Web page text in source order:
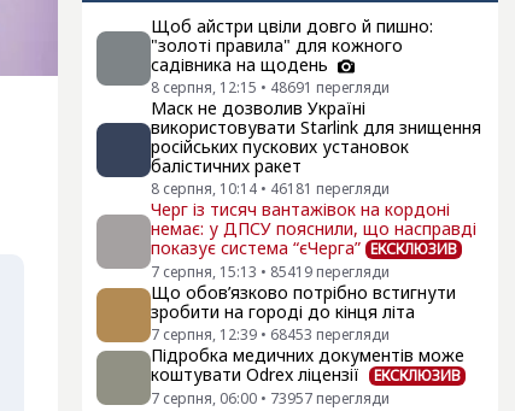
Щоб айстри цвіли довго й пишно:
"золоті правила" для кожного
садівника на щодень
8 серпня, 12:15 • 48691 перегляди
Маск не дозволив Україні
використовувати Starlink для знищення
російських пускових установок
балістичних ракет
8 серпня, 10:14 • 46181 перегляди
Черг із тисяч вантажівок на кордоні
немає: у ДПСУ пояснили, що насправді
показує система “єЧерга” ЕКСКЛЮЗИВ
7 серпня, 15:13 • 85419 перегляди
Що обов’язково потрібно встигнути
зробити на городі до кінця літа
7 серпня, 12:39 • 68453 перегляди
Підробка медичних документів може
коштувати Odrex ліцензії
ЕКСКЛЮЗИВ
7 серпня, 06:00 • 73957 перегляди